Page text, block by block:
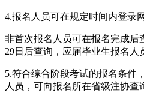
4.报名人员可在规定时间内登录
非首次报名人员可在报名完成后
29日后查询，应届毕业生报名人
5.符合综合阶段考试的报名条件
人员，可向报名所在省级注协查